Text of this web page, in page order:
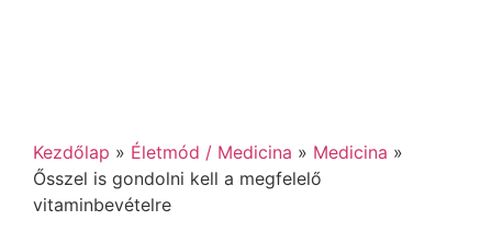
Kezdőlap » Életmód / Medicina » Medicina »
Ősszel is gondolni kell a megfelelő
vitaminbevételre